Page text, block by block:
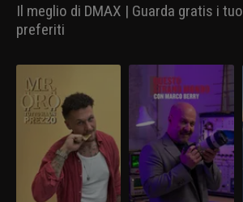
Il meglio di DMAX | Guarda gratis i
preferiti